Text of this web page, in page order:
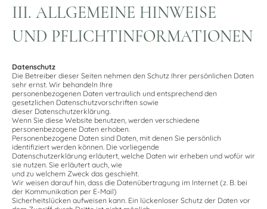
III. ALLGEMEINE HINWEISE
UND PFLICHTINFORMATIONEN
Datenschutz
Die Betreiber dieser Seiten nehmen den Schutz Ihrer persönlichen Daten
sehr ernst. Wir behandeln Ihre
personenbezogenen Daten vertraulich und entsprechend den
gesetzlichen Datenschutzvorschriften sowie
dieser Datenschutzerklärung.
Wenn Sie diese Website benutzen, werden verschiedene
personenbezogene Daten erhoben.
Personenbezogene Daten sind Daten, mit denen Sie persönlich
identifiziert werden können. Die vorliegende
Datenschutzerklärung erläutert, welche Daten wir erheben und wofür wir
sie nutzen. Sie erläutert auch, wie
und zu welchem Zweck das geschieht.
Wir weisen darauf hin, dass die Datenübertragung im Internet (z. B. bei
der Kommunikation per E-Mail)
Sicherheitslücken aufweisen kann. Ein lückenloser Schutz der Daten vor